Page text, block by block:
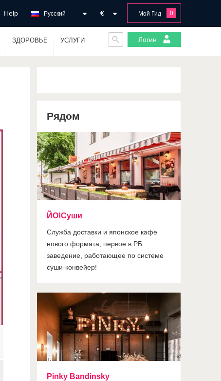
Help Мой Гид 0
€
Русский
ЗДОРОВЬЕ УСЛУГИ Логин
Рядом
ЙО!Суши
Служба доставки и японское кафе
нового формата, первое в РБ
заведение, работающее по системе
суши-конвейер!
Pinky Bandinsky